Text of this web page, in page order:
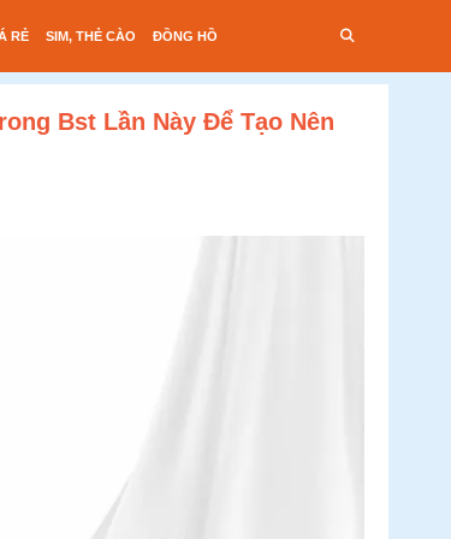
RẺ SIM, THẺ CÀO ĐỒNG HỒ
Bst Lần Này Để Tạo Nên